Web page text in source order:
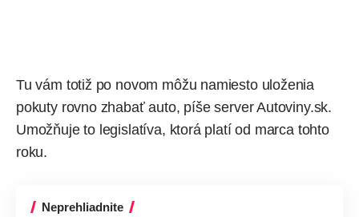
Tu vám totiž po novom môžu namiesto uloženia
pokuty rovno zhabať auto, píšeserver Autoviny.sk.
Umožňuje to legislatíva, ktorá platí od marca tohto
roku.
Neprehliadnite